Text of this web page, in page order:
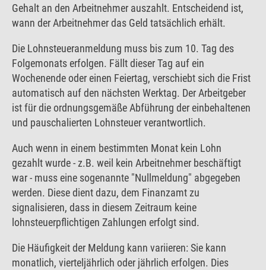
Gehalt an den Arbeitnehmer auszahlt. Entscheidend ist,
wann der Arbeitnehmer das Geld tatsächlich erhält.
Die Lohnsteueranmeldung muss bis zum 10. Tag des
Folgemonats erfolgen. Fällt dieser Tag auf ein
Wochenende oder einen Feiertag, verschiebt sich die Frist
automatisch auf den nächsten Werktag. Der Arbeitgeber
ist für die ordnungsgemäße Abführung der einbehaltenen
und pauschalierten Lohnsteuer verantwortlich.
Auch wenn in einem bestimmten Monat kein Lohn
gezahlt wurde - z.B. weil kein Arbeitnehmer beschäftigt
war - muss eine sogenannte "Nullmeldung" abgegeben
werden. Diese dient dazu, dem Finanzamt zu
signalisieren, dass in diesem Zeitraum keine
lohnsteuerpflichtigen Zahlungen erfolgt sind.
Die Häufigkeit der Meldung kann variieren: Sie kann
monatlich, vierteljährlich oder jährlich erfolgen. Dies